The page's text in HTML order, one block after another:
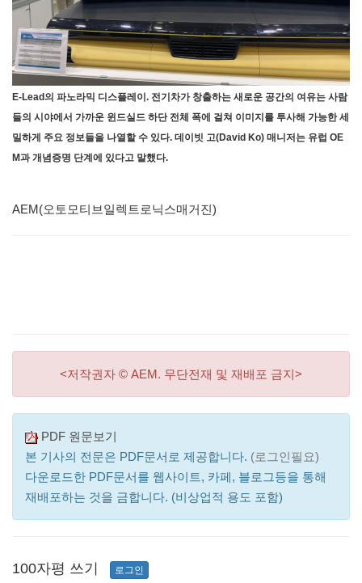
E-Lead의 파노라믹 디스플레이. 전기차가 창출하는 새로운 공간의 여유는 사람
들의 시야에서 가까운 윈드실드 하단 전체 폭에 걸쳐 이미지를 투사해 가능한 세
밀하게 주요 정보들을 나열할 수 있다. 데이빗 고(David Ko) 매니저는 유럽 OE
M과 개념증명 단계에 있다고 말했다.
AEM(오토모티브일렉트로닉스매거진)
<저작권자 © AEM. 무단전재 및 재배포 금지>
PDF 원문보기
본 기사의 전문은 PDF문서로 제공합니다. (로그인필요)
다운로드한 PDF문서를 웹사이트, 카페, 블로그등을 통해
재배포하는 것을 금합니다. (비상업적 용도 포함)
100자평 쓰기 로그인